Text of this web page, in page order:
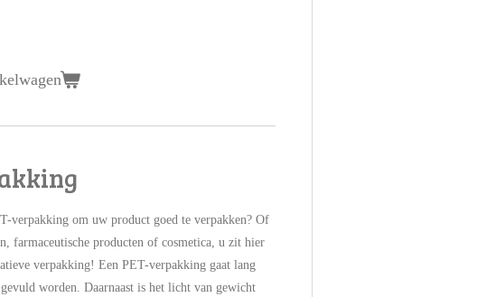
verpakking om uw product goed te verpakken? Of
farmaceutische producten of cosmetica, u zit hier
verpakking! Een PET-verpakking gaat lang
worden. Daarnaast is het licht van gewicht